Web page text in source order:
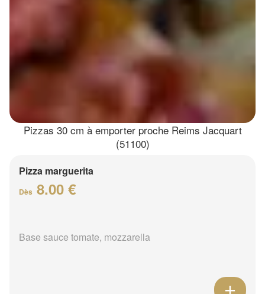
Pizzas 30 cm à emporter proche Reims Jacquart
(51100)
Pizza marguerita
Dès 8.00 €
Base sauce tomate, mozzarella